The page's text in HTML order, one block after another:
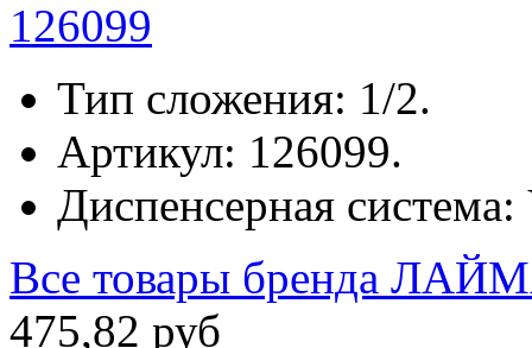
126099
Тип сложения: 1/2.
Артикул: 126099.
Диспенсерная
Все товары бренда
475,82 руб